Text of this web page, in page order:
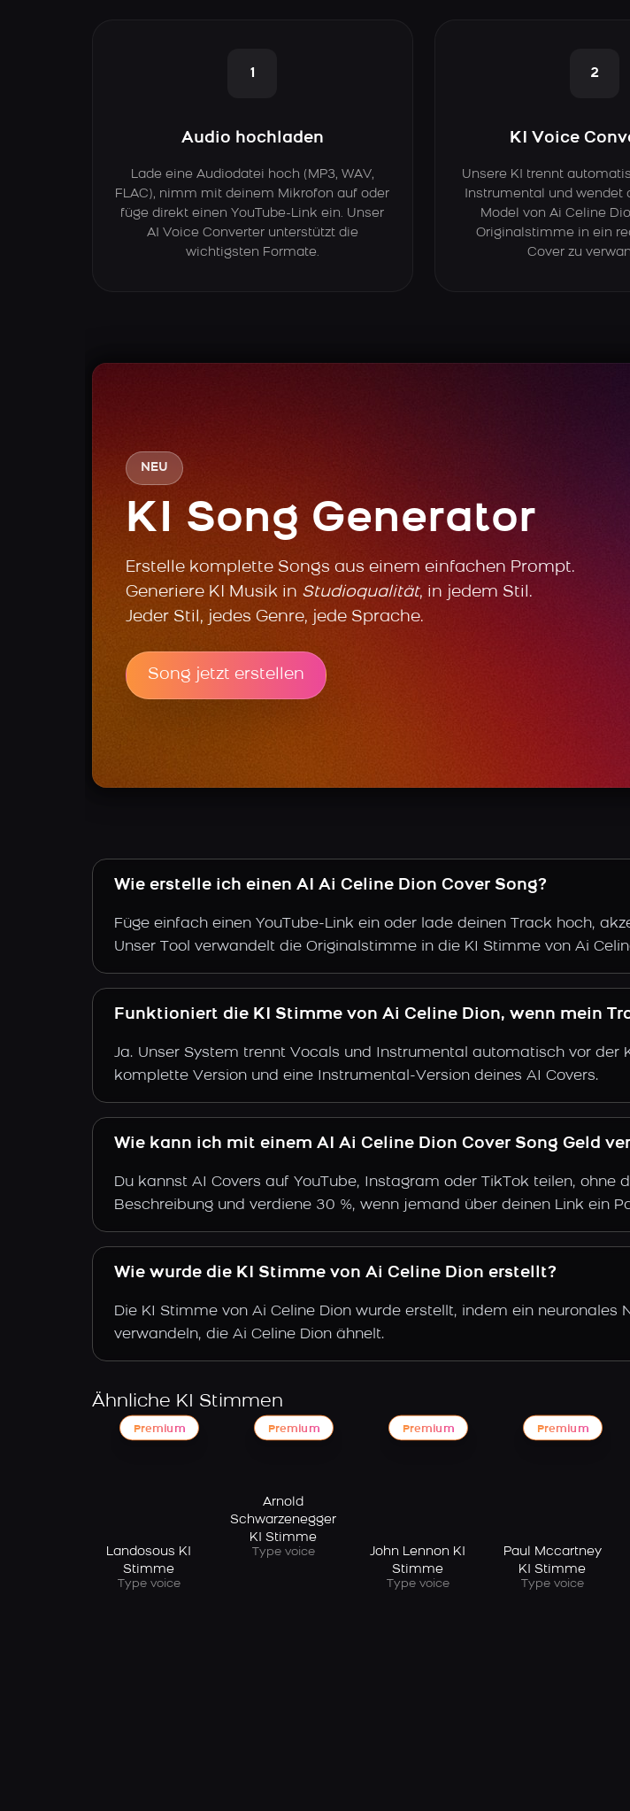
1
Audio hochladen
Lade eine Audiodatei hoch (MP3, WAV,
FLAC), nimm mit deinem Mikrofon auf oder
füge direkt einen YouTube-Link ein. Unser
AI Voice Converter unterstützt die
wichtigsten Formate.
2
KI Voice
Unsere KI trennt
Instrumental und wendet
Model von Ai Celine
Originalstimme in ein
Cover zu
NEU
KI Song Generator
Erstelle komplette Songs aus einem einfachen Prompt.
Generiere KI Musik in Studioqualität, in jedem Stil.
Jeder Stil, jedes Genre, jede Sprache.
Song jetzt erstellen
Wie erstelle ich einen AI Ai Celine Dion Cover Song?
Füge einfach einen YouTube-Link ein oder lade deinen Track hoch,
Unser Tool verwandelt die Originalstimme in die KI Stimme von Ai
Funktioniert die KI Stimme von Ai Celine Dion, wenn mein
Ja. Unser System trennt Vocals und Instrumental automatisch vor der
komplette Version und eine Instrumental-Version deines AI Covers.
Wie kann ich mit einem AI Ai Celine Dion Cover Song Geld
Du kannst AI Covers auf YouTube, Instagram oder TikTok teilen,
Beschreibung und verdiene 30 %, wenn jemand über deinen Link ein
Wie wurde die KI Stimme von Ai Celine Dion erstellt?
Die KI Stimme von Ai Celine Dion wurde erstellt, indem ein
verwandeln, die Ai Celine Dion ähnelt.
Ähnliche KI Stimmen
Premium
Landosous KI
Stimme
Type voice
Premium
Arnold
Schwarzenegger
KI Stimme
Type voice
Premium
John Lennon KI
Stimme
Type voice
Premium
Paul Mccartney
KI Stimme
Type voice